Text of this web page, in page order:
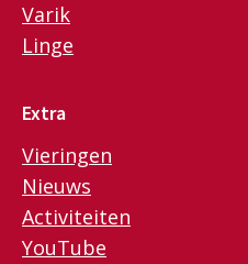
Varik
Linge
Extra
Vieringen
Nieuws
Activiteiten
YouTube